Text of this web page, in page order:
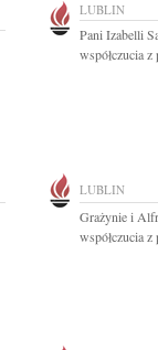
LUBLIN
Pani Izabelli
współczucia
LUBLIN
Grażynie i
współczucia